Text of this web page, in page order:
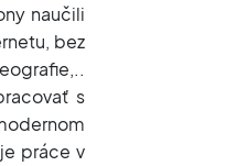
naučili
bez
s
práce v